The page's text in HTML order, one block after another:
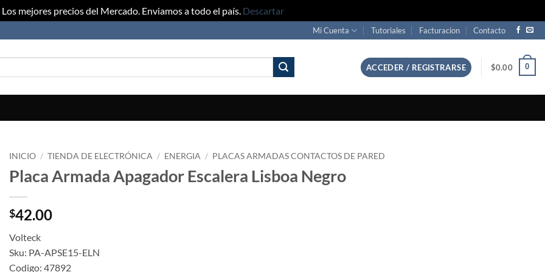
Los mejores precios del Mercado. Enviamos a todo el país. Descartar
Mi Cuenta Tutoriales Facturacion Contacto
ACCEDER / REGISTRARSE $0.00 0
INICIO / TIENDA DE ELECTRÓNICA / ENERGIA / PLACAS ARMADAS CONTACTOS DE PARED
Placa Armada Apagador Escalera Lisboa Negro
$42.00
Volteck
Sku: PA-APSE15-ELN
Codigo: 47892